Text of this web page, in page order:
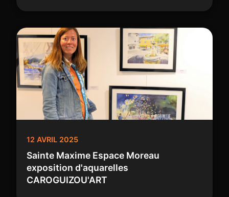
12 AVRIL 2025
Sainte Maxime Espace Moreau
exposition d'aquarelles
CAROGUIZOU'ART